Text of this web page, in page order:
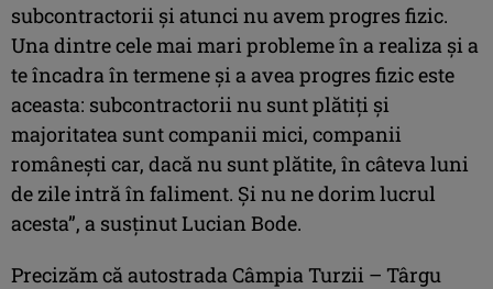
subcontractorii şi atunci nu avem progres fizic.
Una dintre cele mai mari probleme în a realiza şi a
te încadra în termene şi a avea progres fizic este
aceasta: subcontractorii nu sunt plătiţi şi
majoritatea sunt companii mici, companii
româneşti car, dacă nu sunt plătite, în câteva luni
de zile intră în faliment. Şi nu ne dorim lucrul
acesta”, a susţinut Lucian Bode.
Precizăm că autostrada Câmpia Turzii – Târgu